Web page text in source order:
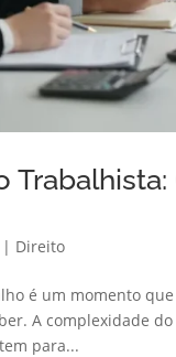
| Direito
é um momento
A complexidade
para...